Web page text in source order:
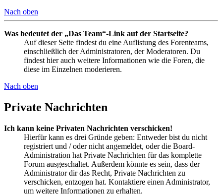
Nach oben
Was bedeutet der „Das Team“-Link auf der Startseite?
Auf dieser Seite findest du eine Auflistung des Forenteams,
einschließlich der Administratoren, der Moderatoren. Du
findest hier auch weitere Informationen wie die Foren, die
diese im Einzelnen moderieren.
Nach oben
Private Nachrichten
Ich kann keine Privaten Nachrichten verschicken!
Hierfür kann es drei Gründe geben: Entweder bist du nicht
registriert und / oder nicht angemeldet, oder die Board-
Administration hat Private Nachrichten für das komplette
Forum ausgeschaltet. Außerdem könnte es sein, dass der
Administrator dir das Recht, Private Nachrichten zu
verschicken, entzogen hat. Kontaktiere einen Administrator,
um weitere Informationen zu erhalten.